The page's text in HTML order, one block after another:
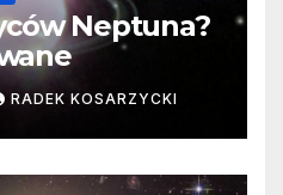
Neptuna?
RADEK KOSARZYCKI